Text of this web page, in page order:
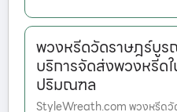
พวงหรีดวัดราษฎร์บู
บริการจัดส่งพวงหรีดใ
ปริมณฑล
StyleWreath.com พวงหรีดวั